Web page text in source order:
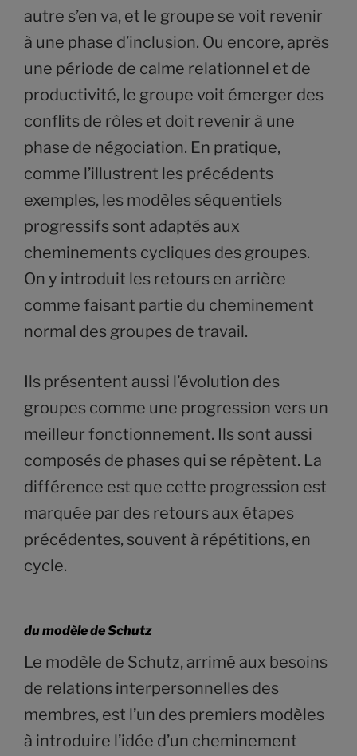
autre s’en va, et le groupe se voit revenir
à une phase d’inclusion. Ou encore, après
une période de calme relationnel et de
productivité, le groupe voit émerger des
conflits de rôles et doit revenir à une
phase de négociation. En pratique,
comme l’illustrent les précédents
exemples, les modèles séquentiels
progressifs sont adaptés aux
cheminements cycliques des groupes.
On y introduit les retours en arrière
comme faisant partie du cheminement
normal des groupes de travail.
Ils présentent aussi l’évolution des
groupes comme une progression vers un
meilleur fonctionnement. Ils sont aussi
composés de phases qui se répètent. La
différence est que cette progression est
marquée par des retours aux étapes
précédentes, souvent à répétitions, en
cycle.
du modèle de Schutz
Le modèle de Schutz, arrimé aux besoins
de relations interpersonnelles des
membres, est l’un des premiers modèles
à introduire l’idée d’un cheminement